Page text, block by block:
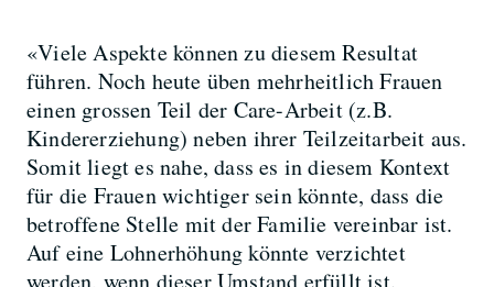
«Viele Aspekte können zu diesem Resultat
führen. Noch heute üben mehrheitlich Frauen
einen grossen Teil der Care-Arbeit (z.B.
Kindererziehung) neben ihrer Teilzeitarbeit aus.
Somit liegt es nahe, dass es in diesem Kontext
für die Frauen wichtiger sein könnte, dass die
betroffene Stelle mit der Familie vereinbar ist.
Auf eine Lohnerhöhung könnte verzichtet
werden, wenn dieser Umstand erfüllt ist.